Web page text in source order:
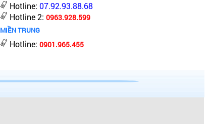
Hotline:07.92.93.88.68
Hotline 2:0963.928.599
MIỀN TRUNG
Hotline:0901.965.455